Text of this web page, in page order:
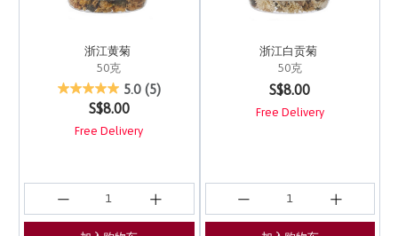
浙江黄菊
50克
5 out of 5 Customer Rating
5.0 (5)
S$8.00
Free Delivery
浙江白贡菊
50克
4.8 out of 5 Customer
S$8.00
Free Delivery